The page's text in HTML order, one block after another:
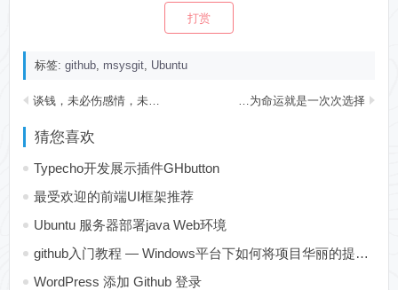
打赏
标签:github msysgit Ubuntu
谈钱，未必伤感情，未必俗 什么是命运，为什么说命运把握在自己手上，因为命运就是一次次选择
猜您喜欢
Typecho开发展示插件GHbutton
最受欢迎的前端UI框架推荐
Ubuntu 服务器部署java Web环境
github入门教程 — Windows平台下如何将项目华丽的提交到Github上
WordPress 添加 Github 登录